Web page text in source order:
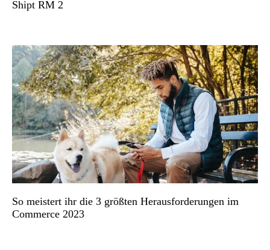
Shipt RM 2
So meistert ihr die 3 größten Herausforderungen im
Commerce 2023